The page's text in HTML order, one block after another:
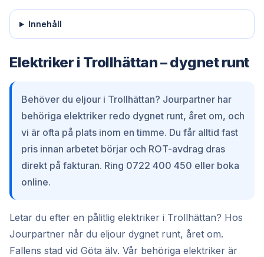
Innehåll
Elektriker i Trollhättan – dygnet runt
Behöver du eljour i Trollhättan? Jourpartner har
behöriga elektriker redo dygnet runt, året om, och
vi är ofta på plats inom en timme. Du får alltid fast
pris innan arbetet börjar och ROT-avdrag dras
direkt på fakturan. Ring 0722 400 450 eller boka
online.
Letar du efter en pålitlig elektriker i Trollhättan? Hos
Jourpartner når du eljour dygnet runt, året om.
Fallens stad vid Göta älv. Vår behöriga elektriker är